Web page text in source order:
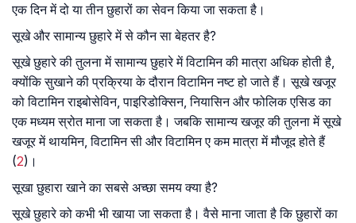
एक दिन में दो या तीन छुहारों का सेवन किया जा सकता है।
सूखे और सामान्य छुहारे में से कौन सा बेहतर है?
सूखे छुहारे की तुलना में सामान्य छुहारे में विटामिन की मात्रा अधिक होती है,
क्योंकि सुखाने की प्रक्रिया के दौरान विटामिन नष्ट हो जाते हैं। सूखे खजूर
को विटामिन राइबोसेविन, पाइरिडोक्सिन, नियासिन और फोलिक एसिड का
एक मध्यम स्रोत माना जा सकता है। जबकि सामान्य खजूर की तुलना में सूखे
खजूर में थायमिन, विटामिन सी और विटामिन ए कम मात्रा में मौजूद होते हैं
(2)।
सूखा छुहारा खाने का सबसे अच्छा समय क्या है?
सूखे छुहारे को कभी भी खाया जा सकता है। वैसे माना जाता है कि छुहारों का